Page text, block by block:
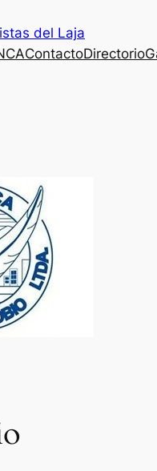
del Laja
ContactoDirectorio